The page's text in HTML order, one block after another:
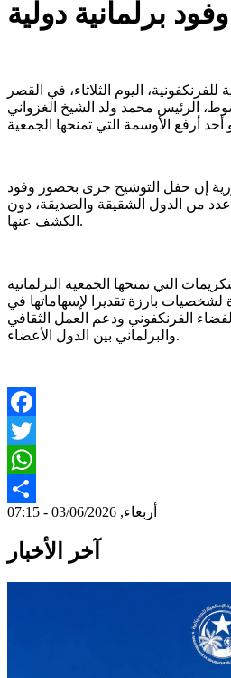
برلمانية دولية
اليوم الثلاثاء، في القصر
الرئيس محمد ولد الشيخ الغزواني
إن حفل التوشيح جرى بحضور وفود
من الدول الشقيقة والصديقة، دون
الكشف عنها.
التي تمنحها الجمعية البرلمانية
لشخصيات بارزة تقديرا لإسهاماتها في
الفرنكفوني ودعم العمل الثقافي
والبرلماني بين الدول الأعضاء.
Facebook
Twitter
WhatsApp
Share
أربعاء, 03/06/2026 - 07:15
آخر الأخبار